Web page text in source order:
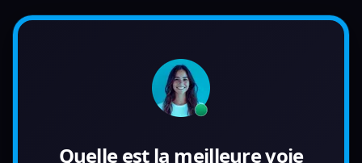
Quelle est la meilleure voie